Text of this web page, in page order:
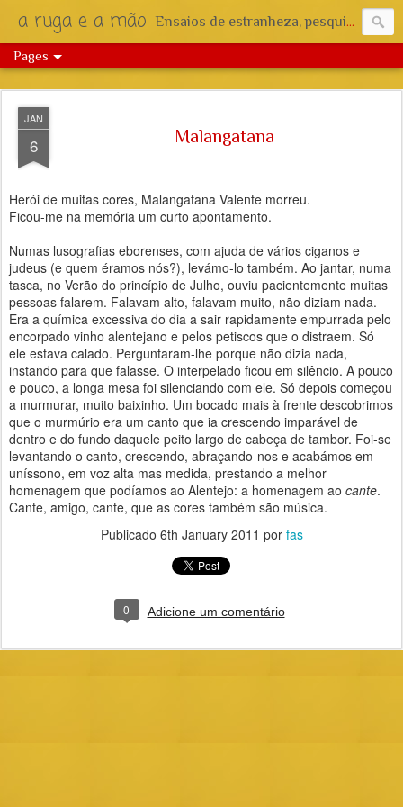
a ruga e a mão Ensaios de estranheza, pesquisa e reflexão.
Pages
JAN
6 Malangatana
Herói de muitas cores, Malangatana Valente morreu.
Ficou-me na memória um curto apontamento.
Numas lusografias eborenses, com ajuda de vários ciganos e
judeus (e quem éramos nós?), levámo-lo também. Ao jantar, numa
tasca, no Verão do princípio de Julho, ouviu pacientemente muitas
pessoas falarem. Falavam alto, falavam muito, não diziam nada.
Era a química excessiva do dia a sair rapidamente empurrada pelo
encorpado vinho alentejano e pelos petiscos que o distraem. Só
ele estava calado. Perguntaram-lhe porque não dizia nada,
instando para que falasse. O interpelado ficou em silêncio. A pouco
e pouco, a longa mesa foi silenciando com ele. Só depois começou
a murmurar, muito baixinho. Um bocado mais à frente descobrimos
que o murmúrio era um canto que ia crescendo imparável de
dentro e do fundo daquele peito largo de cabeça de tambor. Foi-se
levantando o canto, crescendo, abraçando-nos e acabámos em
uníssono, em voz alta mas medida, prestando a melhor
homenagem que podíamos ao Alentejo: a homenagem ao cante.
Cante, amigo, cante, que as cores também são música.
Publicado 6th January 2011 por fas
0 Adicione um comentário